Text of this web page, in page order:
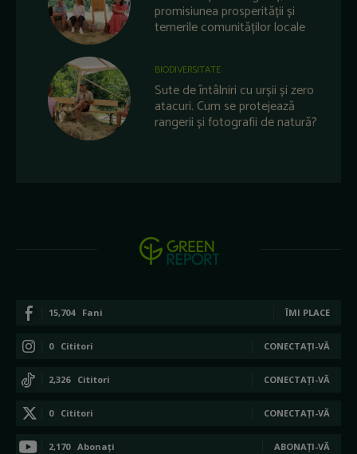
promisiunea prosperității și
temerile comunităților locale
BIODIVERSITATE
Sute de întâlniri cu urșii și zero
atacuri. Cum se protejează
rangerii și fotografii de natură?
15,704 Fani ÎMI PLACE
0 Cititori CONECTAȚI-VĂ
2,326 Cititori CONECTAȚI-VĂ
0 Cititori CONECTAȚI-VĂ
2,170 Abonați ABONAȚI-VĂ